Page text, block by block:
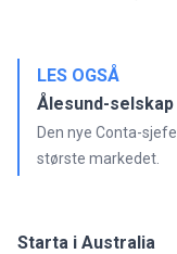
LES OGSÅ
Ålesund-
Den nye Conta-
største markedet.
Starta i Australia